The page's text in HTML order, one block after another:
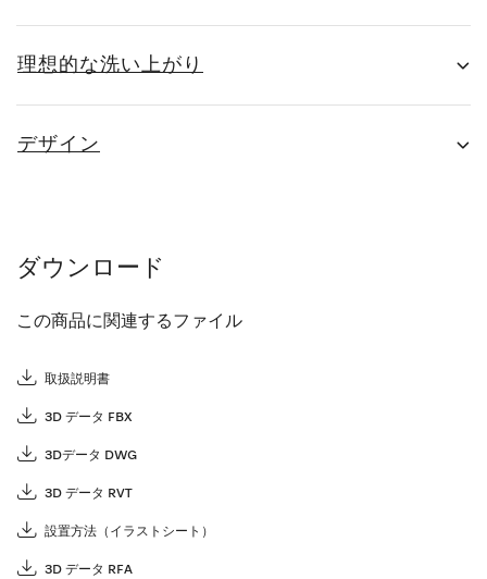
理想的な洗い上がり
デザイン
ダウンロード
この商品に関連するファイル
取扱説明書
3D データ FBX
3Dデータ DWG
3D データ RVT
設置方法（イラストシート）
3D データ RFA